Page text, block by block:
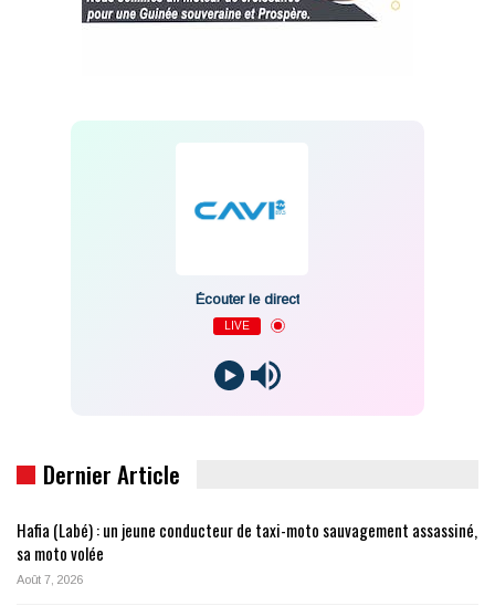
Écouter le direct
LIVE
Dernier Article
Hafia (Labé) : un jeune conducteur de taxi-moto sauvagement assassiné,
sa moto volée
Août 7, 2026